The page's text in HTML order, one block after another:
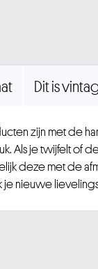
Dit is
zijn met de
Als je twijfelt of
deze met de
nieuwe